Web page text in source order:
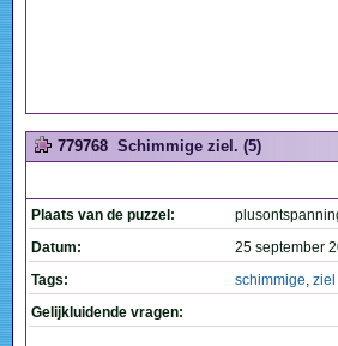
779768 Schimmige ziel. (5)
Plaats van de puzzel:
Datum:
25 september
Tags:
schimmige, ziel
Gelijkluidende vragen: